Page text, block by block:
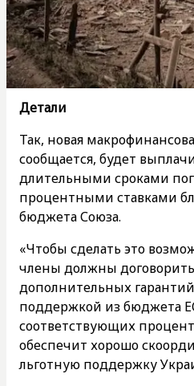
Детали
Так, новая
сообщается, будет
длительными сроками
процентными ставками
бюджета Союза.
«Чтобы сделать это
члены должны
дополнительных
поддержкой из бюджета
соответствующих
обеспечит хорошо
льготную поддержку